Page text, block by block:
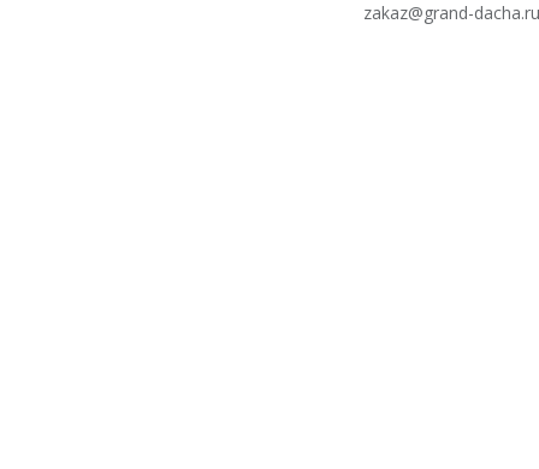
zakaz@grand-dacha.ru